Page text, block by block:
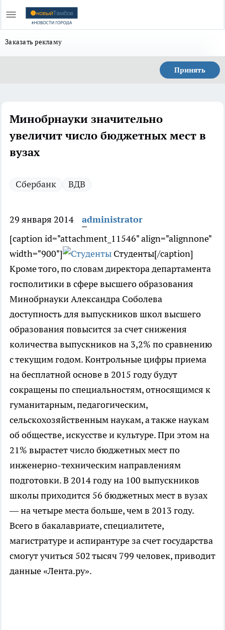
Заказать рекламу
Принять
Минобрнауки значительно
увеличит число бюджетных мест в
вузах
Сбербанк ВДВ
29 января 2014
administrator
[caption id="attachment_11546" align="alignnone"
width="900"]
Студенты[/caption]
Кроме того, по словам директора департамента
госполитики в сфере высшего образования
Минобрнауки Александра Соболева
доступность для выпускников школ высшего
образования повысится за счет снижения
количества выпускников на 3,2% по сравнению
с текущим годом. Контрольные цифры приема
на бесплатной основе в 2015 году будут
сокращены по специальностям, относящимся к
гуманитарным, педагогическим,
сельскохозяйственным наукам, а также наукам
об обществе, искусстве и культуре. При этом на
21% вырастет число бюджетных мест по
инженерно-техническим направлениям
подготовки. В 2014 году на 100 выпускников
школы приходится 56 бюджетных мест в вузах
— на четыре места больше, чем в 2013 году.
Всего в бакалавриате, специалитете,
магистратуре и аспирантуре за счет государства
смогут учиться 502 тысяч 799 человек, приводит
данные «Лента.ру».